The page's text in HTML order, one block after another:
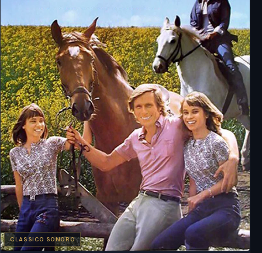
CLASSICO SONORO